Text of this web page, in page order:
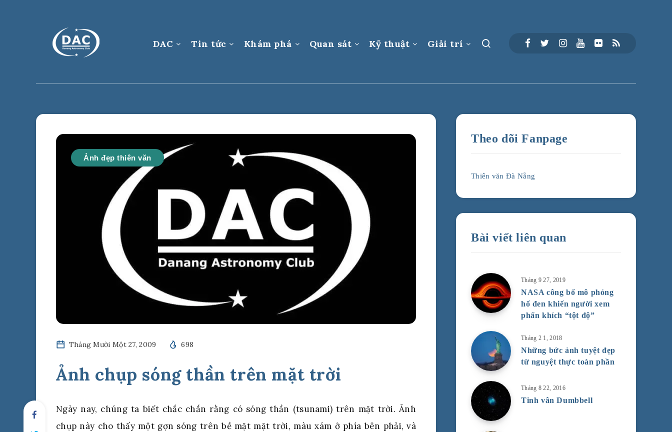
DAC Tin tức Khám phá Quan sát Kỹ thuật Giải trí
Ảnh đẹp thiên văn
Tháng Mười Một 27, 2009 698
Ảnh chụp sóng thần trên mặt trời
Ngày nay, chúng ta biết chắc chắn rằng có sóng thần (tsunami) trên mặt trời. Ảnh
chụp này cho thấy một gợn sóng trên bề mặt mặt trời, màu xám ở phía bên phải, và
Theo dõi Fanpage
Thiên văn Đà Nẵng
Bài viết liên quan
Tháng 9 27, 2019
NASA công bố mô phỏng
hố đen khiến người xem
phấn khích “tột độ”
Tháng 2 1, 2018
Những bức ảnh tuyệt đẹp
từ nguyệt thực toàn phần
Tháng 8 22, 2016
Tinh vân Dumbbell